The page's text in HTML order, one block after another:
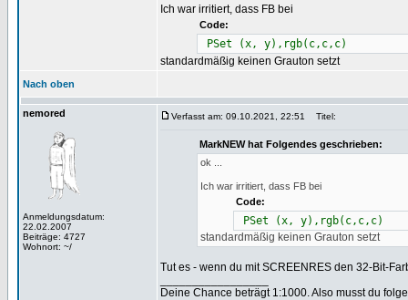
Ich war irritiert, dass FB bei
Code:
PSet (x, y),rgb(c,c,c)
standardmäßig keinen Grauton setzt
Nach oben
nemored
Anmeldungsdatum:
22.02.2007
Beiträge: 4727
Wohnort: ~/
Verfasst am: 09.10.2021, 22:51 Titel:
MarkNEW hat Folgendes geschrieben:
ok ...
Ich war irritiert, dass FB bei
Code:
PSet (x, y),rgb(c,c,c)
standardmäßig keinen Grauton setzt
Tut es - wenn du mit SCREENRES den 32-Bit-
Deine Chance beträgt 1:1000. Also musst du